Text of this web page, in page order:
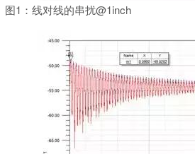
图1：线对线的串扰@1inch